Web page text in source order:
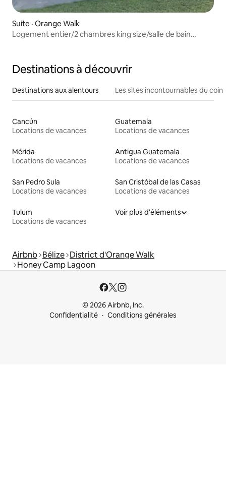
Suite · Orange Walk
Logement entier/2 chambres king size/salle de bain
Destinations à découvrir
Destinations aux alentours Les sites incontournables du coin
Cancún
Locations de vacances
Guatemala
Locations de vacances
Mérida
Locations de vacances
Antigua Guatemala
Locations de vacances
San Pedro Sula
Locations de vacances
San Cristóbal de las Casas
Locations de vacances
Tulum
Locations de vacances
Voir plus d'éléments
Airbnb Bélize District d'Orange Walk
Honey Camp Lagoon
© 2026 Airbnb, Inc.
Confidentialité
Conditions générales